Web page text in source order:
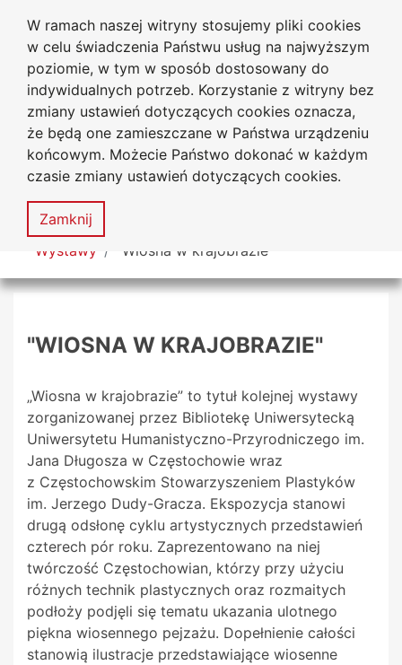
W ramach naszej witryny stosujemy pliki cookies
w celu świadczenia Państwu usług na najwyższym
poziomie, w tym w sposób dostosowany do
indywidualnych potrzeb. Korzystanie z witryny bez
zmiany ustawień dotyczących cookies oznacza,
że będą one zamieszczane w Państwa urządzeniu
końcowym. Możecie Państwo dokonać w każdym
czasie zmiany ustawień dotyczących cookies.
Zamknij
Przejdź do głównego menu
Przejdź do treści
Przejdź do wyszukiwarki
Przejdź do mapy serwisu
Biblioteka Uniwersytecka
Uniwersytetu Jana Długosza
w Częstochowie
Deklaracja
dostępności
Mapa
serwisu
MENU
Tutaj jesteś
Wystawy "Wiosna w krajobrazie"
"WIOSNA W KRAJOBRAZIE"
„Wiosna w krajobrazie” to tytuł kolejnej wystawy
zorganizowanej przez Bibliotekę Uniwersytecką
Uniwersytetu Humanistyczno-Przyrodniczego im.
Jana Długosza w Częstochowie wraz
z Częstochowskim Stowarzyszeniem Plastyków
im. Jerzego Dudy-Gracza. Ekspozycja stanowi
drugą odsłonę cyklu artystycznych przedstawień
czterech pór roku. Zaprezentowano na niej
twórczość Częstochowian, którzy przy użyciu
różnych technik plastycznych oraz rozmaitych
podłoży podjęli się tematu ukazania ulotnego
piękna wiosennego pejzażu. Dopełnienie całości
stanowią ilustracje przedstawiające wiosenne